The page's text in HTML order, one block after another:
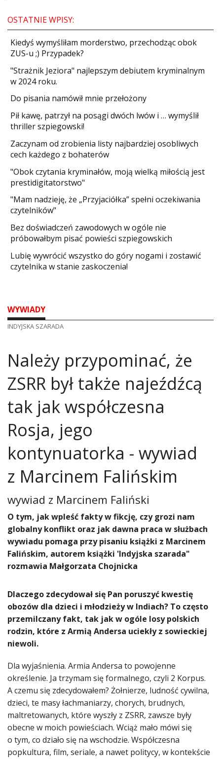
OSTATNIE WPISY:
Kiedyś wymyśliłam morderstwo, przechodząc obok
ZUS-u ;) Przypadek?
"Strażnik Jeziora" najlepszym debiutem kryminalnym
w 2024 roku.
Do pisania namówił mnie przełożony
​Pił kawę, patrzył na posągi dwóch lwów i … wymyślił
thriller szpiegowski!
Zaczynam od zrobienia listy najbardziej osobliwych
cech każdego z bohaterów
"Obok czytania kryminałów, moją wielką miłością jest
prestidigitatorstwo"
"Mam nadzieję, że „Przyjaciółka” spełni oczekiwania
czytelników"
Bez doświadczeń zawodowych w ogóle nie
próbowałbym pisać powieści szpiegowskich
​Lubię wywrócić wszystko do góry nogami i zostawić
czytelnika w stanie zaskoczenia!
WYWIADY
INDYJSKA SZARADA
Należy przypominać, że
ZSRR był także najeźdźcą
tak jak współczesna
Rosja, jego
kontynuatorka - wywiad
z Marcinem Falińskim
wywiad z Marcinem Faliński
O tym, jak wpleść fakty w fikcję, czy grozi nam
globalny konflikt oraz jak dawna praca w służbach
wywiadu pomaga przy pisaniu książki z Marcinem
Falińskim, autorem książki 'Indyjska szarada"
rozmawia Małgorzata Chojnicka
Dlaczego zdecydował się Pan poruszyć kwestię
obozów dla dzieci i młodzieży w Indiach? To często
przemilczany fakt, tak jak w ogóle losy polskich
rodzin, które z Armią Andersa uciekły z sowieckiej
niewoli.
Dla wyjaśnienia. Armia Andersa to powojenne
określenie. Ja trzymam się formalnego, czyli 2 Korpus.
A czemu się zdecydowałem? Żołnierze, ludność cywilna,
dzieci, te masy łachmaniarzy, chorych, brudnych,
maltretowanych, które wyszły z ZSRR, zawsze były
obecne w moich powieściach. Wciąż mało mówi się
o tym, co działo się na wschodzie. Współczesna
popkultura, film, seriale, a nawet politycy, w kontekście